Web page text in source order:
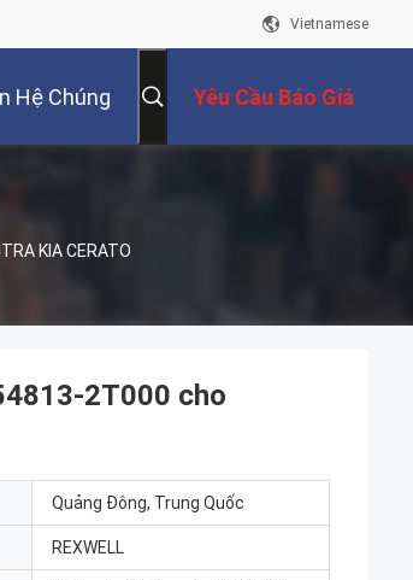
Vietnamese
Hệ Chúng Yêu Cầu Báo Giá
KIA CERATO
2T000 cho
Quảng Đông, Trung Quốc
REXWELL